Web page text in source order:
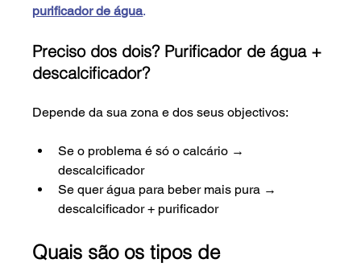
purificador de água.
Preciso dos dois? Purificador de água +
descalcificador?
Depende da sua zona e dos seus objectivos:
Se o problema é só o calcário →
descalcificador
Se quer água para beber mais pura →
descalcificador + purificador
Quais são os tipos de